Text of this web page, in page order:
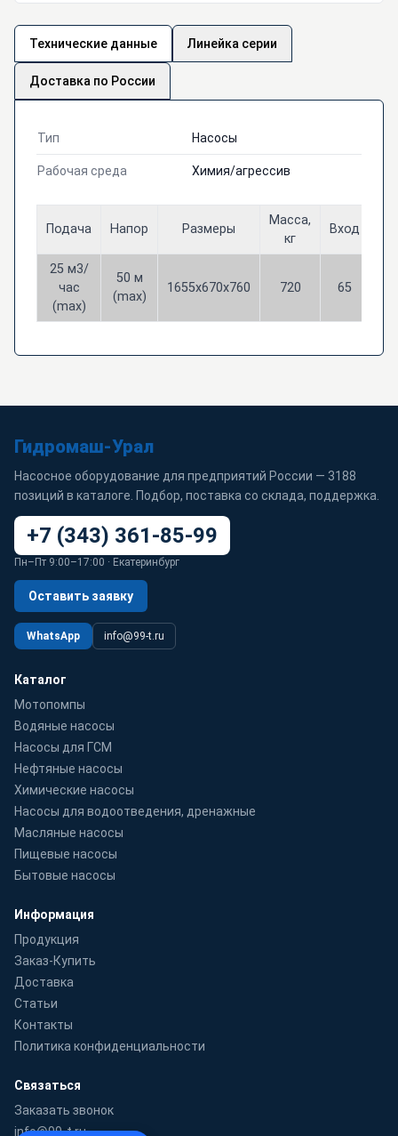
Технические данные Линейка серии
Доставка по России
Тип Насосы
Рабочая среда Химия/агрессив
Подача Напор Размеры
Масса,
кг
Вход
25 м3/
час
(max)
50 м
(max)
1655х670х760 720 65
Гидромаш-Урал
Насосное оборудование для предприятий России — 3188
позиций в каталоге. Подбор, поставка со склада, поддержка.
+7 (343) 361-85-99
Пн–Пт 9:00–17:00 · Екатеринбург
Оставить заявку
WhatsApp info@99-t.ru
Каталог
Мотопомпы
Водяные насосы
Насосы для ГСМ
Нефтяные насосы
Химические насосы
Насосы для водоотведения, дренажные
Масляные насосы
Пищевые насосы
Бытовые насосы
Информация
Продукция
Заказ-Купить
Доставка
Статьи
Контакты
Политика конфиденциальности
Связаться
Заказать звонок
info@99-t.ru